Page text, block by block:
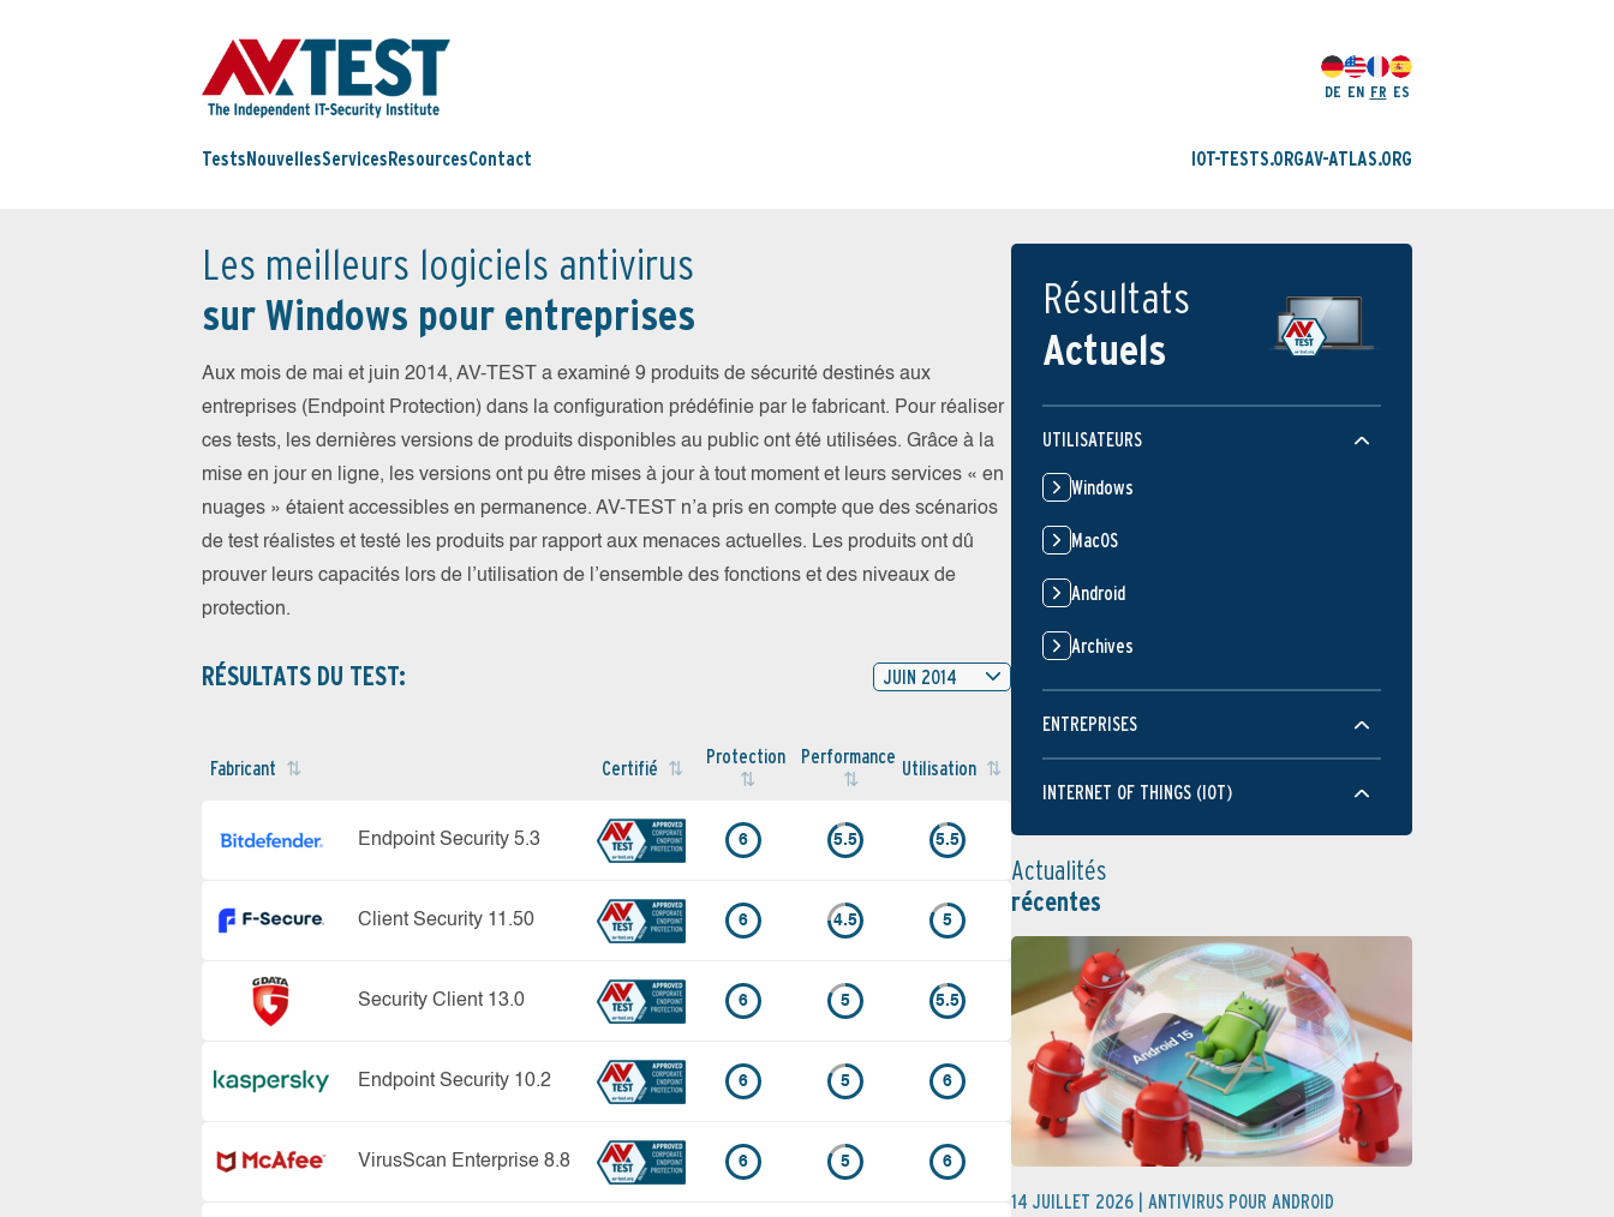
DE EN FR ES
Tests NouvellesServices ResourcesContact IOT-TESTS.ORGAV-ATLAS.ORG
Les meilleurs logiciels antivirus
sur Windows pour entreprises
Aux mois de mai et juin 2014, AV-TEST a examiné 9 produits de sécurité destinés aux
entreprises (Endpoint Protection) dans la configuration prédéfinie par le fabricant. Pour réaliser
ces tests, les dernières versions de produits disponibles au public ont été utilisées. Grâce à la
mise en jour en ligne, les versions ont pu être mises à jour à tout moment et leurs services « en
nuages » étaient accessibles en permanence. AV-TEST n’a pris en compte que des scénarios
de test réalistes et testé les produits par rapport aux menaces actuelles. Les produits ont dû
prouver leurs capacités lors de l’utilisation de l’ensemble des fonctions et des niveaux de
protection.
RÉSULTATS DU TEST: JUIN 2014
Fabricant Certifié Protection Performance Utilisation
Endpoint Security 5.3 6 5.5 5.5
Client Security 11.50 6 4.5 5
Security Client 13.0 6 5 5.5
Endpoint Security 10.2 6 5 6
VirusScan Enterprise 8.8 6 5 6
Résultats
Actuels
UTILISATEURS
Windows
MacOS
Android
Archives
ENTREPRISES
INTERNET OF THINGS (IOT)
Actualités
récentes
14 JUILLET 2026 | ANTIVIRUS POUR ANDROID